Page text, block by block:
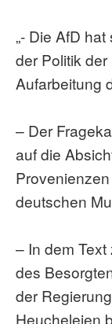
„- Die AfD
der Politik
Aufarbeitung
– Der
auf die
deutschen
– In dem
des
der
Heucheleien